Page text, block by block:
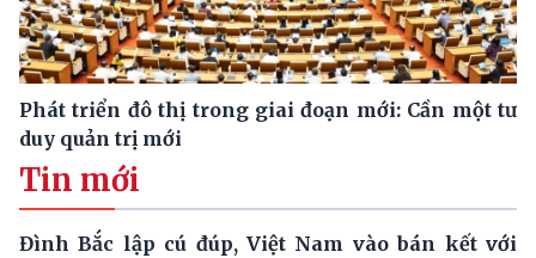
Phát triển đô thị trong giai đoạn mới: Cần một tư
duy quản trị mới
Tin mới
Đình Bắc lập cú đúp, Việt Nam vào bán kết với